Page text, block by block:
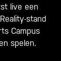
live een
stand
Campus
spelen.